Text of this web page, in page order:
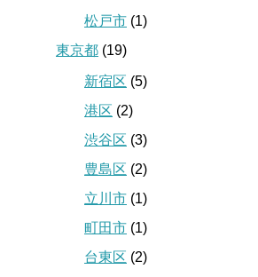
松戸市 (1)
東京都 (19)
新宿区 (5)
港区 (2)
渋谷区 (3)
豊島区 (2)
立川市 (1)
町田市 (1)
台東区 (2)